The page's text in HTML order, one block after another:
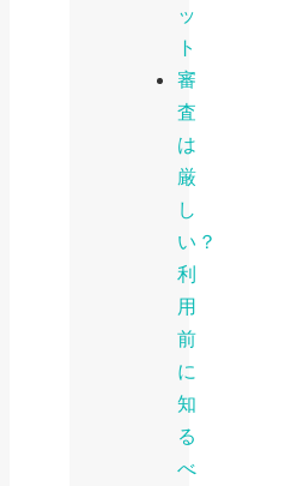
ッ
ト
審
査
は
厳
し
い？
利
用
前
に
知
る
べ